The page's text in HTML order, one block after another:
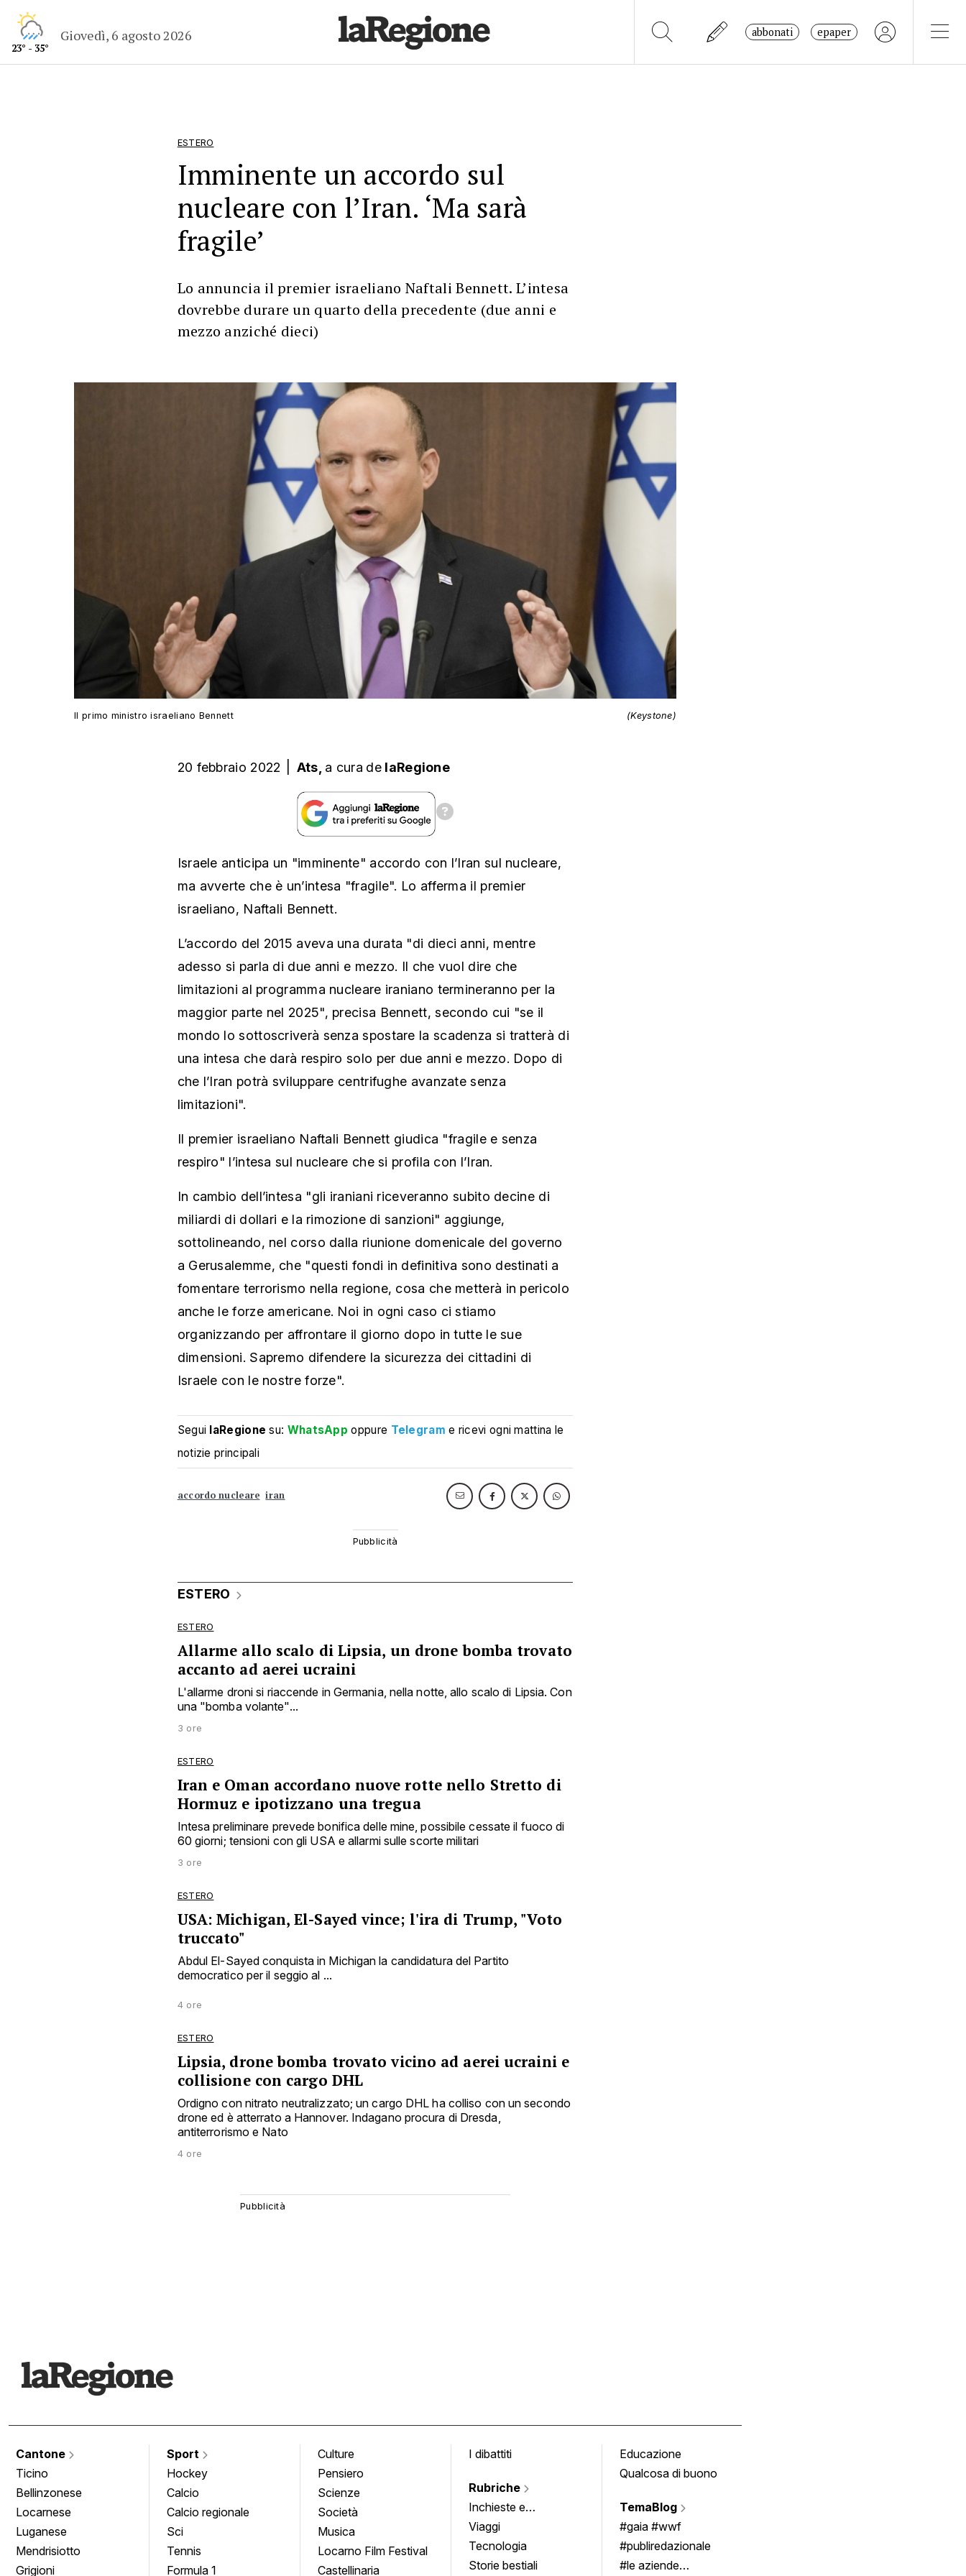
23° - 35°
Giovedì, 6 agosto 2026 abbonati epaper
ESTERO
Imminente un accordo sul
nucleare con l’Iran. ‘Ma sarà
fragile’
Lo annuncia il premier israeliano Naftali Bennett. L’intesa
dovrebbe durare un quarto della precedente (due anni e
mezzo anziché dieci)
Il primo ministro israeliano Bennett (Keystone)
20 febbraio 2022 Ats, a cura de laRegione
Israele anticipa un "imminente" accordo con l’Iran sul nucleare,
ma avverte che è un’intesa "fragile". Lo afferma il premier
israeliano, Naftali Bennett.
L’accordo del 2015 aveva una durata "di dieci anni, mentre
adesso si parla di due anni e mezzo. Il che vuol dire che
limitazioni al programma nucleare iraniano termineranno per la
maggior parte nel 2025", precisa Bennett, secondo cui "se il
mondo lo sottoscriverà senza spostare la scadenza si tratterà di
una intesa che darà respiro solo per due anni e mezzo. Dopo di
che l’Iran potrà sviluppare centrifughe avanzate senza
limitazioni".
Il premier israeliano Naftali Bennett giudica "fragile e senza
respiro" l’intesa sul nucleare che si profila con l’Iran.
In cambio dell’intesa "gli iraniani riceveranno subito decine di
miliardi di dollari e la rimozione di sanzioni" aggiunge,
sottolineando, nel corso dalla riunione domenicale del governo
a Gerusalemme, che "questi fondi in definitiva sono destinati a
fomentare terrorismo nella regione, cosa che metterà in pericolo
anche le forze americane. Noi in ogni caso ci stiamo
organizzando per affrontare il giorno dopo in tutte le sue
dimensioni. Sapremo difendere la sicurezza dei cittadini di
Israele con le nostre forze".
Segui laRegione su: WhatsApp oppure Telegram e ricevi ogni mattina le
notizie principali
accordo nucleare iran
ESTERO
ESTERO
Allarme allo scalo di Lipsia, un drone bomba trovato
accanto ad aerei ucraini
L'allarme droni si riaccende in Germania, nella notte, allo scalo di Lipsia. Con
una "bomba volante"...
3 ore
ESTERO
Iran e Oman accordano nuove rotte nello Stretto di
Hormuz e ipotizzano una tregua
Intesa preliminare prevede bonifica delle mine, possibile cessate il fuoco di
60 giorni; tensioni con gli USA e allarmi sulle scorte militari
3 ore
ESTERO
USA: Michigan, El-Sayed vince; l'ira di Trump, "Voto
truccato"
Abdul El-Sayed conquista in Michigan la candidatura del Partito
democratico per il seggio al ...
4 ore
ESTERO
Lipsia, drone bomba trovato vicino ad aerei ucraini e
collisione con cargo DHL
Ordigno con nitrato neutralizzato; un cargo DHL ha colliso con un secondo
drone ed è atterrato a Hannover. Indagano procura di Dresda,
antiterrorismo e Nato
4 ore
Cantone
Ticino
Bellinzonese
Locarnese
Luganese
Mendrisiotto
Grigioni
Sport
Hockey
Calcio
Calcio regionale
Sci
Tennis
Formula 1
Culture
Pensiero
Scienze
Società
Musica
Locarno Film Festival
Castellinaria
I dibattiti
Rubriche
Inchieste e
approfondimenti
Viaggi
Tecnologia
Storie bestiali
Educazione
Qualcosa di buono
TemaBlog
#gaia #wwf
#publiredazionale
#le aziende